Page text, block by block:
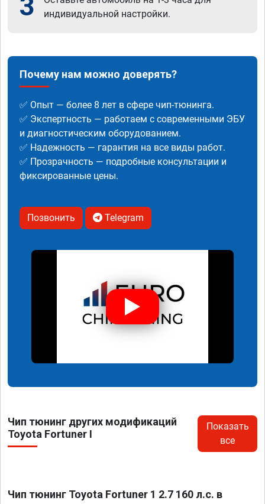
индивидуальной настройки.
Почему нам можно доверять?
✅ Опыт — более 8 лет в сфере чип-тюнинга.
✅ Экспертность — работаем с современными ЭБУ
и диагностическим оборудованием.
✅ Надежность — гарантия на все виды работ.
✅ Прозрачность — подробные консультации и
фиксированные цены.
Позвонить Telegram
Чип тюнинг других модификаций
Toyota Fortuner I
Показать
все
Чип тюнинг Toyota Fortuner 1 2.7 160 л.с. в